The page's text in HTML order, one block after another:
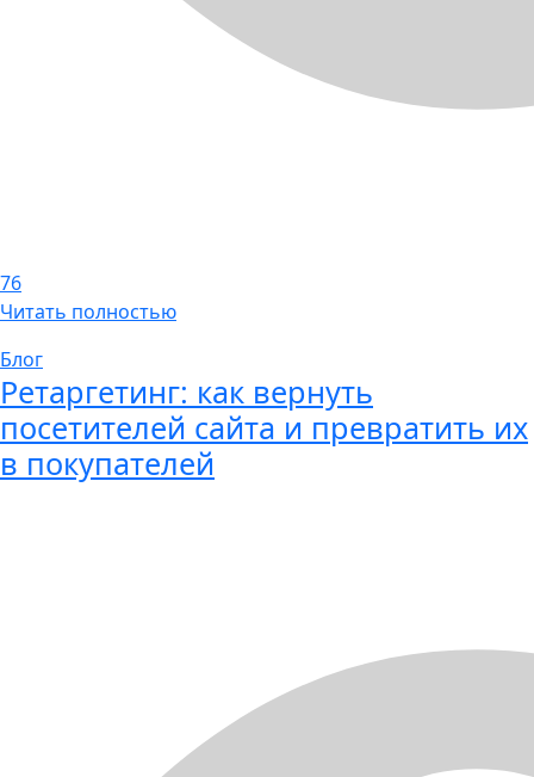
76
Читать полностью
Блог
Ретаргетинг: как вернуть
посетителей сайта и превратить их
в покупателей